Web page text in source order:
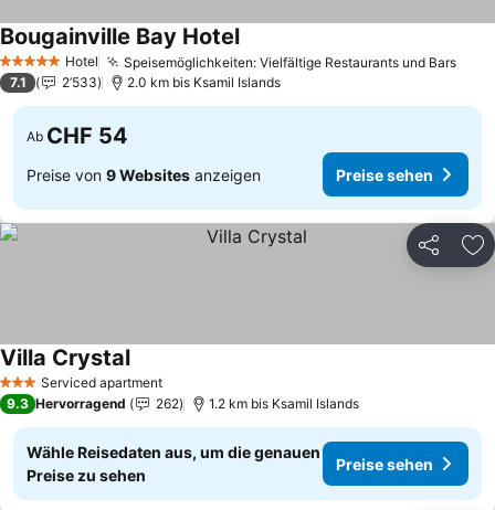
5 Sterne Hotel Speisemöglichkeiten: Vielfältige Restaurants und Bars
Bougainville Bay Hotel
7.1 2’533 2.0 km bis Ksamil Islands
Ab CHF 54
Preise von 9 Websites anzeigen Preise sehen
Teilen
3 SterneServiced apartment
Villa Crystal
9.3 Hervorragend 262 1.2 km bis Ksamil Islands
Wähle Reisedaten aus, um die genauen
Preise zu sehen
Preise sehen